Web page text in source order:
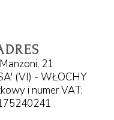
21
(VI) - WŁOCHY
i numer VAT: